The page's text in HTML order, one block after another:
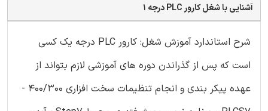
آشنایی با شغل کارور PLC درجه 1
شرح استاندارد آموزش شغل: کارور PLC درجه یک کسی
است که پس از گذراندن دوره های آموزشی لازم بتواند از
عهده پیکر بندی و انجام تنظیمات سخت افزاری 400/300 -